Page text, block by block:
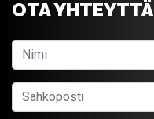
OTA YHTEYTTÄ